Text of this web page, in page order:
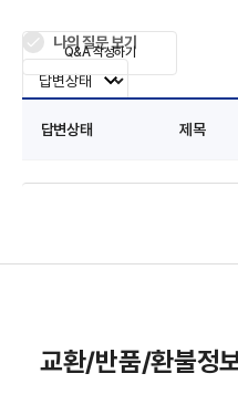
나의 질문 보기
답변상태 제목
Q&A 작성하기
교환/반품/환불정